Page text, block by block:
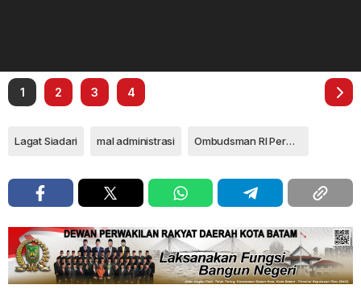
1 2 3 4
Lagat Siadari mal administrasi Ombudsman RI Perwakilan Kepri